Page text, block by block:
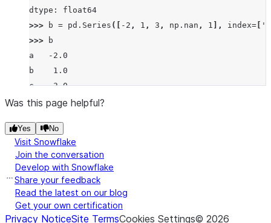
dtype: float64
>>>
b = pd . Series ([ - 2 , 1 , 3 , np . nan , 1 ], index=
>>>
b
a   -2.0
b    1.0
c    3.0
d    NaN
dtype: float64
>>> a.floordiv
a   -1.0
b   -2.0
c    0.0
d    NaN
Was this page helpful?
Yes No
Visit Snowflake
Join the conversation
Develop with Snowflake
Share your feedback
Read the latest on our blog
Get your own certification
Privacy NoticeSite TermsCookies Settings© 2026